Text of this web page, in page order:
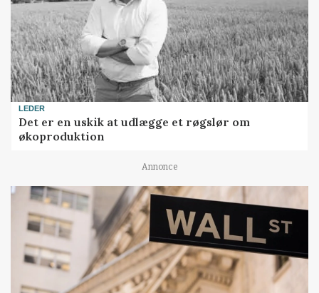
LEDER
Det er en uskik at udlægge et røgslør om
økoproduktion
Annonce